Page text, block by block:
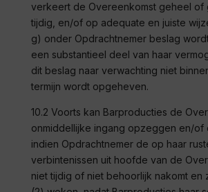
verkeert de Overeenkomst geheel of
tijdig, en/of op adequate en juiste
g) onder Opdrachtnemer beslag
een substantieel deel van haar
dit beslag naar verwachting niet
termijn wordt opgeheven.
10.2 Voorts kan Barproducties de
onmiddellijke ingang opzeggen en/of
indien Opdrachtnemer de op haar
verbintenissen uit hoofde van de
niet tijdig of niet behoorlijk nakomt en